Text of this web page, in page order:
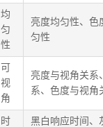
均
匀
性
亮度均匀性、色
匀性
可
视
角
亮度与视角关系
系、色度与视角
时
黑白响应时间、